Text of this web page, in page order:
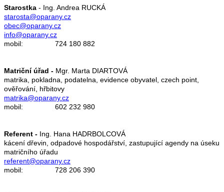
Starostka - Ing. Andrea RUCKÁ
starosta@oparany.cz
obec@oparany.cz
info@oparany.cz
mobil: 724 180 882
Matriční úřad - Mgr. Marta DIARTOVÁ
matrika, pokladna, podatelna, evidence obyvatel, czech point,
ověřování, hřbitovy
matrika@oparany.cz
mobil: 602 232 980
Referent - Ing. Hana HADRBOLCOVÁ
kácení dřevin, odpadové hospodářství, zastupující agendy na úseku
matričního úřadu
referent@oparany.cz
mobil: 728 206 390